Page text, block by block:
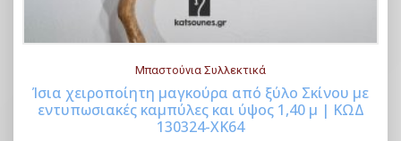
Buy Now
Μπαστούνια Συλλεκτικά
Ίσια χειροποίητη μαγκούρα από ξύλο Σκίνου με
εντυπωσιακές καμπύλες και ύψος 1,40 μ | ΚΩΔ
130324-ΧΚ64